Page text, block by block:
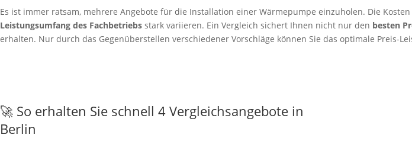
Es ist immer ratsam, mehrere Angebote für die Installation einer Wärmepumpe einzuholen. Die
Leistungsumfang des Fachbetriebs stark variieren. Ein Vergleich sichert Ihnen nicht nur den besten
erhalten. Nur durch das Gegenüberstellen verschiedener Vorschläge können Sie das optimale Preis-
🚀 So erhalten Sie schnell 4 Vergleichsangebote in
Berlin